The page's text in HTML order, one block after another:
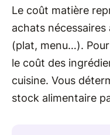
Le coût matière
achats nécessaires
(plat, menu…).
le coût des
cuisine. Vous
stock alimentaire